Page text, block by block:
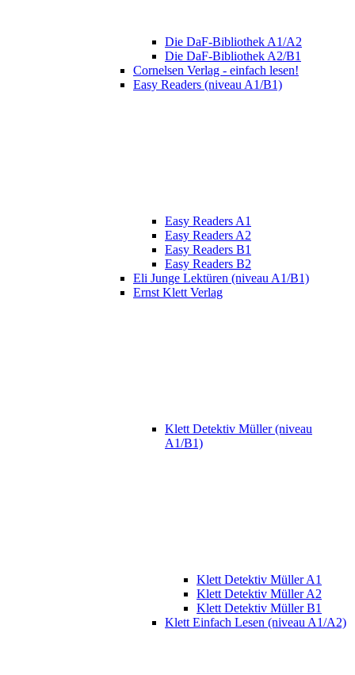
Die DaF-Bibliothek A1/A2
Die DaF-Bibliothek A2/B1
Cornelsen Verlag - einfach lesen!
Easy Readers (niveau A1/B1)
Easy Readers A1
Easy Readers A2
Easy Readers B1
Easy Readers B2
Eli Junge Lektüren (niveau A1/B1)
Ernst Klett Verlag
Klett Detektiv Müller (niveau
A1/B1)
Klett Detektiv Müller A1
Klett Detektiv Müller A2
Klett Detektiv Müller B1
Klett Einfach Lesen (niveau A1/A2)